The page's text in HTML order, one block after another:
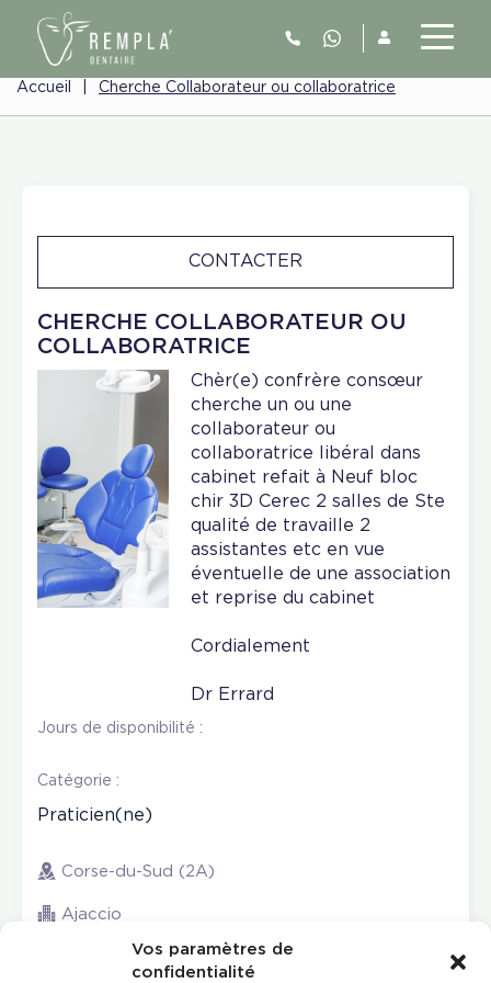
Vos paramètres de
confidentialité
Accueil Cherche Collaborateur ou collaboratrice
CHERCHE COLLABORATEUR OU
COLLABORATRICE
CONTACTER
Chèr(e) confrère consœur
cherche un ou une
collaborateur ou
collaboratrice libéral dans
cabinet refait à Neuf bloc
chir 3D Cerec 2 salles de Ste
qualité de travaille 2
assistantes etc en vue
éventuelle de une association
et reprise du cabinet
Cordialement
Dr Errard
Jours de disponibilité :
Catégorie :
Praticien(ne)
Corse-du-Sud (2A)
Ajaccio